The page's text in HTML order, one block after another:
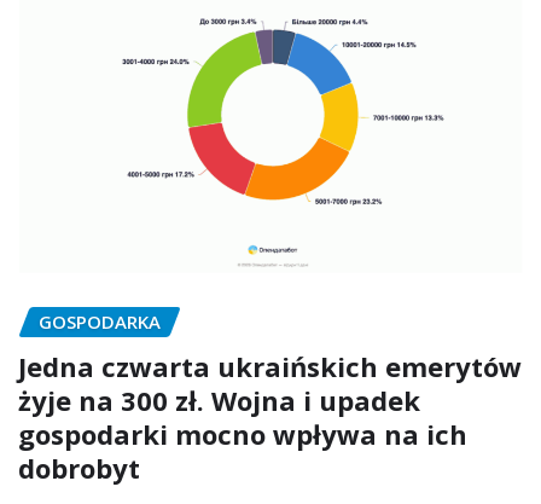
GOSPODARKA
Jedna czwarta ukraińskich emerytów
żyje na 300 zł. Wojna i upadek
gospodarki mocno wpływa na ich
dobrobyt